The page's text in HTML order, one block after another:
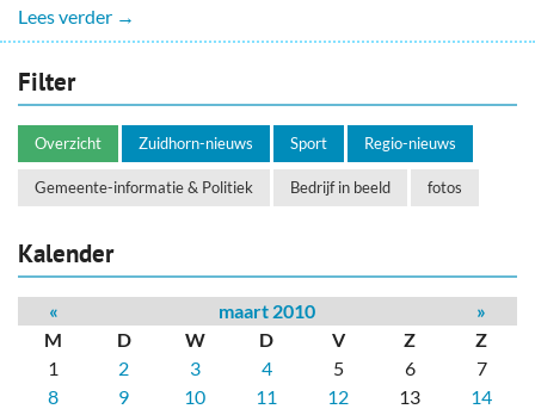
Lees verder →
Filter
Overzicht Zuidhorn-nieuws Sport Regio-nieuws
Gemeente-informatie & Politiek Bedrijf in beeld fotos
Kalender
« maart 2010
»
M
D W D V Z
Z
1
2 3 4 5 6
7
8
9 10 11 12 13
14